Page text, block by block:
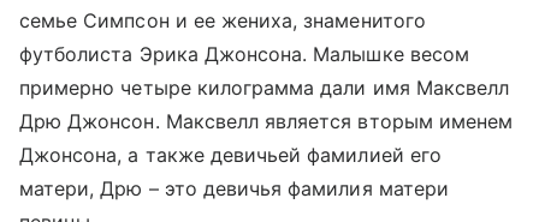
семье Симпсон и ее жениха, знаменитого
футболиста Эрика Джонсона. Малышке весом
примерно четыре килограмма дали имя Максвелл
Дрю Джонсон. Максвелл является вторым именем
Джонсона, а также девичьей фамилией его
матери, Дрю – это девичья фамилия матери